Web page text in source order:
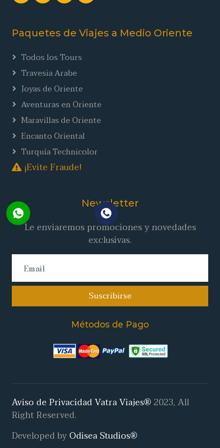
Paquetes de Viajes a Medio Oriente
Todos los Tours
Travesia Arabe
Joyas de Oriente
Aventuras en Oriente
Maravillas de Oriente
Encanto Oriental
Turquía Technicolor
¡Evite Fraude!
Newsletter
Le enviaremos promociones y novedades
exclusivas.
Suscribirse
Métodos de Pago
Aviso de Privacidad Vatra Viajes® 2023, All
Right Reserved.
Developed by Odisea Studios®